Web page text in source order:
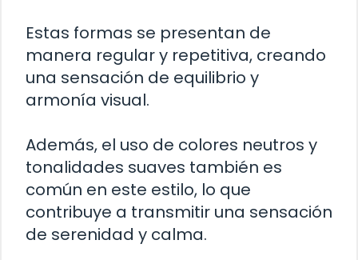
Estas formas se presentan de
manera regular y repetitiva, creando
una sensación de equilibrio y
armonía visual.
Además, el uso de colores neutros y
tonalidades suaves también es
común en este estilo, lo que
contribuye a transmitir una sensación
de serenidad y calma.